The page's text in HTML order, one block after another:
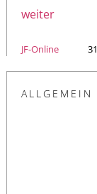
weiter
JF-Online 31
ALLGEMEIN